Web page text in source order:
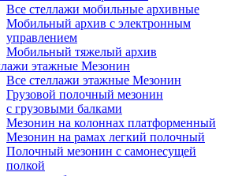
Все стеллажи мобильные архивные
Мобильный архив с электронным
управлением
Мобильный тяжелый архив
этажные Мезонин
Все стеллажи этажные Мезонин
Грузовой полочный мезонин
с грузовыми балками
Мезонин на колоннах платформенный
Мезонин на рамах легкий полочный
Полочный мезонин с самонесущей
полкой